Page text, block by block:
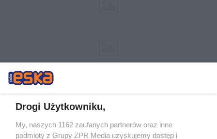
Żaden utwór zamieszczony w serwisie nie może być powielany i
rozpowszechniany lub dalej rozpowszechniany w jakikolwiek sposób (w
Drogi Użytkowniku,
My, naszych 1162 zaufanych partnerów oraz inne
podmioty z Grupy ZPR Media uzyskujemy dostęp i